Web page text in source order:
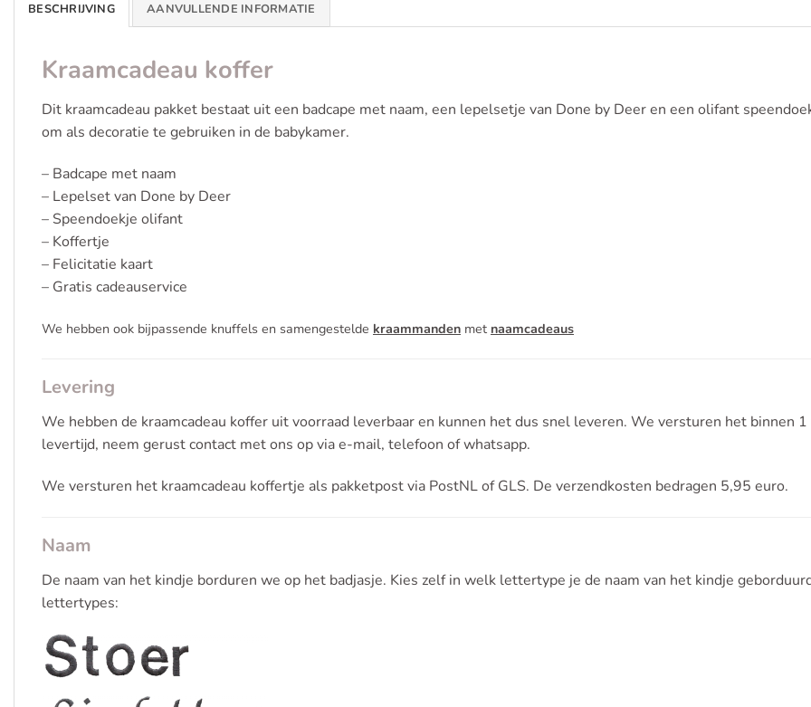
BESCHRIJVING AANVULLENDE INFORMATIE
Kraamcadeau koffer
Dit kraamcadeau pakket bestaat uit een badcape met naam, een lepelsetje van Done by Deer en een olifant
om als decoratie te gebruiken in de babykamer.
– Badcape met naam
– Lepelset van Done by Deer
– Speendoekje olifant
– Koffertje
– Felicitatie kaart
– Gratis cadeauservice
We hebben ook bijpassende knuffels en samengestelde kraammanden met naamcadeaus
Levering
We hebben de kraamcadeau koffer uit voorraad leverbaar en kunnen het dus snel leveren. We versturen het binnen
levertijd, neem gerust contact met ons op via e-mail, telefoon of whatsapp.
We versturen het kraamcadeau koffertje als pakketpost via PostNL of GLS. De verzendkosten bedragen 5,95 euro.
Naam
De naam van het kindje borduren we op het badjasje. Kies zelf in welk lettertype je de naam van het kindje
lettertypes: